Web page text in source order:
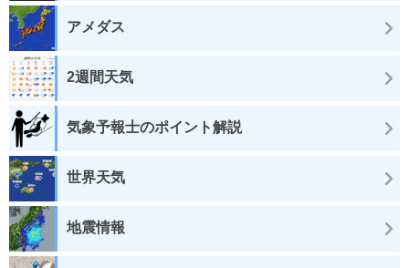
アメダス
2週間天気
気象予報士のポイント解説
世界天気
地震情報